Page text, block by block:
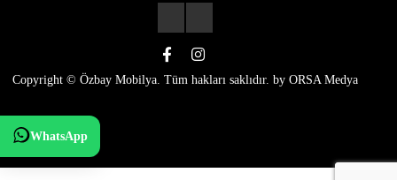
Copyright © Özbay Mobilya. Tüm hakları saklıdır. by ORSA Medya
WhatsApp